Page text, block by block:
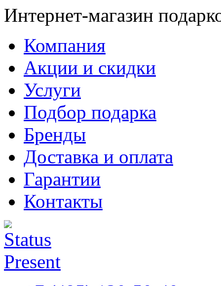
Интернет-магазин
Компания
Акции и скидки
Услуги
Подбор подарка
Бренды
Доставка и оплата
Гарантии
Контакты